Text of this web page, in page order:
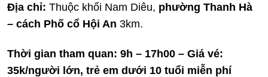
Địa chỉ: Thuộc khối Nam Diêu, phường Thanh Hà
– cách Phố cổ Hội An 3km.
Thời gian tham quan: 9h – 17h00 – Giá vé:
35k/người lớn, trẻ em dưới 10 tuổi miễn phí